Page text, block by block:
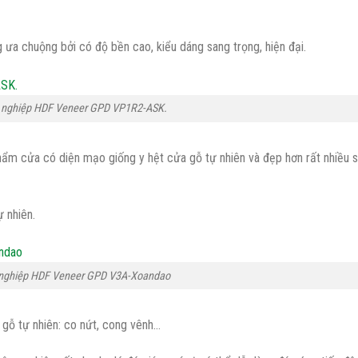
chuộng bởi có độ bền cao, kiểu dáng sang trọng, hiện đại.
HDF Veneer GPD VP1R2-ASK.
cửa có diện mạo giống y hệt cửa gỗ tự nhiên và đẹp hơn rất nhiều
HDF Veneer GPD V3A-Xoandao
tự nhiên: co nứt, cong vênh…